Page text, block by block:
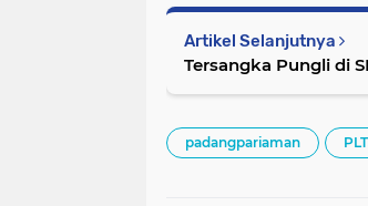
Artikel Selanjutnya
Tersangka Pungli di
padangpariaman